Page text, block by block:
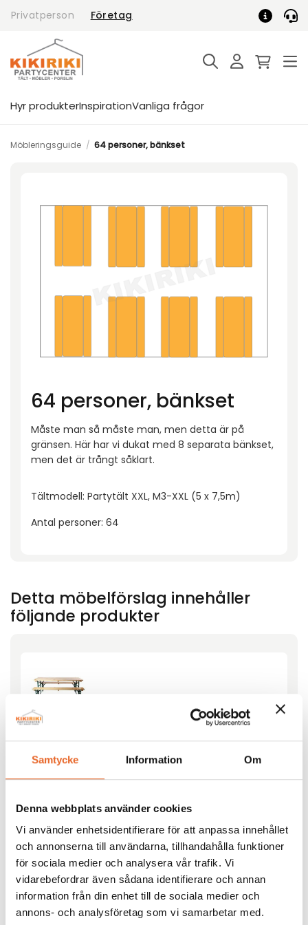
Samtycke Information Om
Denna webbplats använder cookies
Vi använder enhetsidentifierare för att anpassa innehållet
och annonserna till användarna, tillhandahålla funktioner
för sociala medier och analysera vår trafik. Vi
vidarebefordrar även sådana identifierare och annan
information från din enhet till de sociala medier och
annons- och analysföretag som vi samarbetar med.
Privatperson Företag
Hyr produkterInspirationVanliga frågor
Möbleringsguide / 64 personer, bänkset
64 personer, bänkset
Måste man så måste man, men detta är på
gränsen. Här har vi dukat med 8 separata bänkset,
men det är trångt såklart.
Tältmodell: Partytält XXL, M3-XXL (5 x 7,5m)
Antal personer: 64
Detta möbelförslag innehåller
följande produkter
Bord och bänkset 200cm
Hyrespris:172,00kr
Montagepris: 54,00kr
Tält M3-XXL 5×7,5m